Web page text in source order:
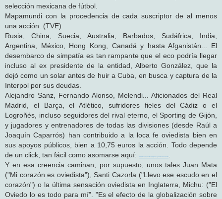
selección mexicana de fútbol.
Mapamundi con la procedencia de cada suscriptor de al menos
una acción. (TVE)
Rusia, China, Suecia, Australia, Barbados, Sudáfrica, India,
Argentina, México, Hong Kong, Canadá y hasta Afganistán... El
desembarco de simpatía es tan rampante que el eco podría llegar
incluso al ex presidente de la entidad, Alberto González, que la
dejó como un solar antes de huir a Cuba, en busca y captura de la
Interpol por sus deudas.
Alejandro Sanz, Fernando Alonso, Melendi... Aficionados del Real
Madrid, el Barça, el Atlético, sufridores fieles del Cádiz o el
Logroñés, incluso seguidores del rival eterno, el Sporting de Gijón,
y jugadores y entrenadores de todas las divisiones (desde Raúl a
Joaquín Caparrós) han contribuido a la loca fe oviedista bien en
sus apoyos públicos, bien a 10,75 euros la acción. Todo depende
de un click, tan fácil como asomarse aquí:
www.realoviedo.es/yosoyelrealoviedo
Y en esa creencia caminan, por supuesto, unos tales Juan Mata
("Mi corazón es oviedista"), Santi Cazorla ("Llevo ese escudo en el
corazón") o la última sensación oviedista en Inglaterra, Michu: ("El
Oviedo lo es todo para mí". "Es el efecto de la globalización sobre